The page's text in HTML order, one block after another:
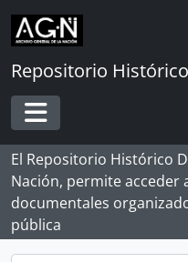
Skip to main content
Repositorio
Toggle navigation
El Repositorio Histórico
Nación, permite acceder
documentales
pública